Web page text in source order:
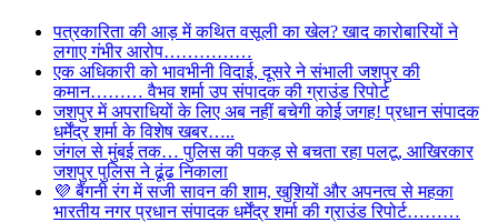
पत्रकारिता की आड़ में कथित वसूली का खेल? खाद कारोबारियों ने
लगाए गंभीर आरोप……………
एक अधिकारी को भावभीनी विदाई, दूसरे ने संभाली जशपुर की
कमान……… वैभव शर्मा उप संपादक की ग्राउंड रिपोर्ट
जशपुर में अपराधियों के लिए अब नहीं बचेगी कोई जगह! प्रधान संपादक
धर्मेंद्र शर्मा के विशेष खबर…..
जंगल से मुंबई तक… पुलिस की पकड़ से बचता रहा पलटू, आखिरकार
जशपुर पुलिस ने ढूंढ निकाला
💜 बैंगनी रंग में सजी सावन की शाम, खुशियों और अपनत्व से महका
भारतीय नगर प्रधान संपादक धर्मेंद्र शर्मा की ग्राउंड रिपोर्ट………